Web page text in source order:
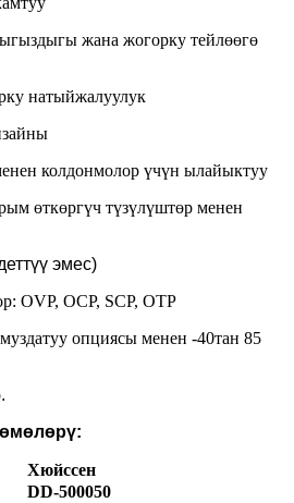
жана жогорку тейлөөгө
натыйжалуулук
колдонмолор үчүн ылайыктуу
өткөргүч түзүлүштөр менен
эмес)
OVP, OCP, SCP, OTP
опциясы менен -40тан 85
.
Хюйссен
DD-500050